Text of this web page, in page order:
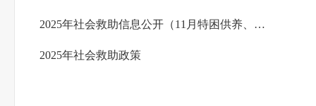
2025年社会救助信息公开（11月特困供养、城市农村低保）
2025年社会救助政策